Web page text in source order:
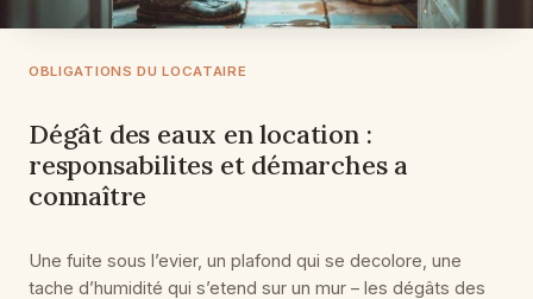
OBLIGATIONS DU LOCATAIRE
Dégât des eaux en location :
responsabilites et démarches a
connaître
Une fuite sous l’evier, un plafond qui se decolore, une
tache d’humidité qui s’etend sur un mur – les dégâts des